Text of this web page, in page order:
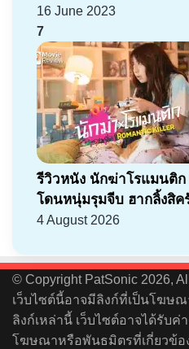
16 June 2023
7
รีวิวหนัง นักฆ่าโรแมนติ
โดนหนุ่มรุมจีบ ฮากลิ้งสิค
4 August 2026
© Copyright PatSonic 2026,
เว็บไซต์นี้อาจมีลิงก์ที่เป็นโฆษ
ลิงก์เหล่านี้ เว็บไซต์อาจได้รับ
โฆษณาหรือพันธมิตรที่เกี่ยวข้อ